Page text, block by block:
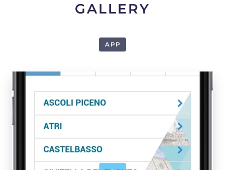
GALLERY
APP